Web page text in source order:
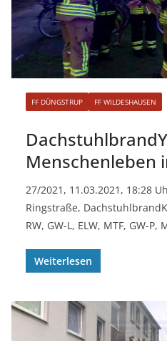
FF DÜNGSTRUP FF WILDESHAUSEN
Menschenleben
27/2021, 11.03.2021, 18:28
Ringstraße,
RW, GW-L, ELW, MTF, GW-P,
Weiterlesen